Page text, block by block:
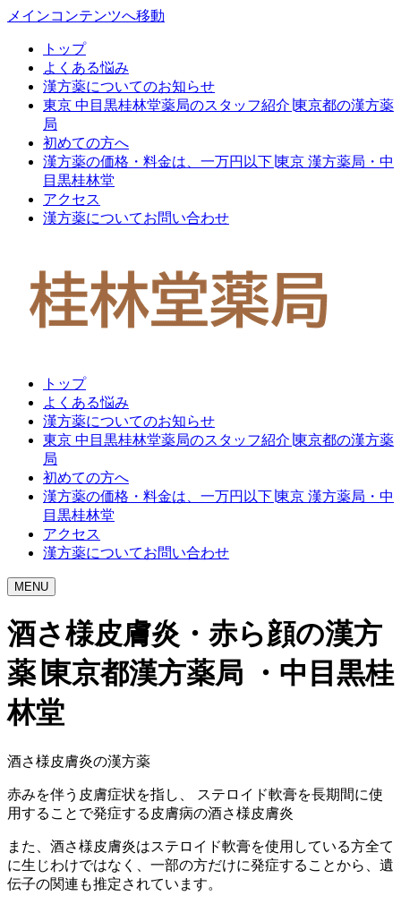
メインコンテンツへ移動
トップ
よくある悩み
漢方薬についてのお知らせ
東京 中目黒桂林堂薬局のスタッフ紹介∣東京都の漢方薬
局
初めての方へ
漢方薬の価格・料金は、一万円以下∣東京 漢方薬局・中
目黒桂林堂
アクセス
漢方薬についてお問い合わせ
トップ
よくある悩み
漢方薬についてのお知らせ
東京 中目黒桂林堂薬局のスタッフ紹介∣東京都の漢方薬
局
初めての方へ
漢方薬の価格・料金は、一万円以下∣東京 漢方薬局・中
目黒桂林堂
アクセス
漢方薬についてお問い合わせ
MENU
酒さ様皮膚炎・赤ら顔の漢方
薬∣東京都漢方薬局 ・中目黒桂
林堂
酒さ様皮膚炎の漢方薬
赤みを伴う皮膚症状を指し、 ステロイド軟膏を長期間に使
用することで発症する皮膚病の酒さ様皮膚炎
また、酒さ様皮膚炎はステロイド軟膏を使用している方全て
に生じわけではなく、一部の方だけに発症することから、遺
伝子の関連も推定されています。